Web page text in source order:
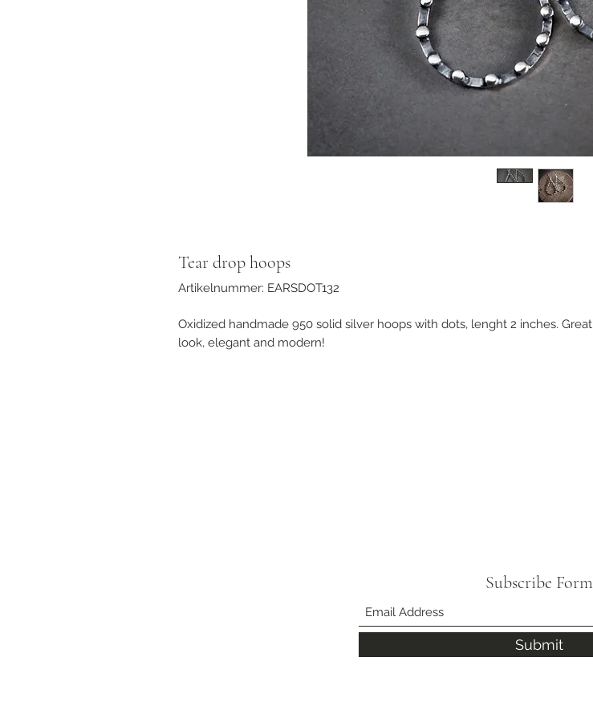
Tear drop hoops
Artikelnummer: EARSDOT132
Oxidized handmade 950 solid silver hoops with dots, lenght 2 inches. Great
look, elegant and modern!
Subscribe Form
Submit